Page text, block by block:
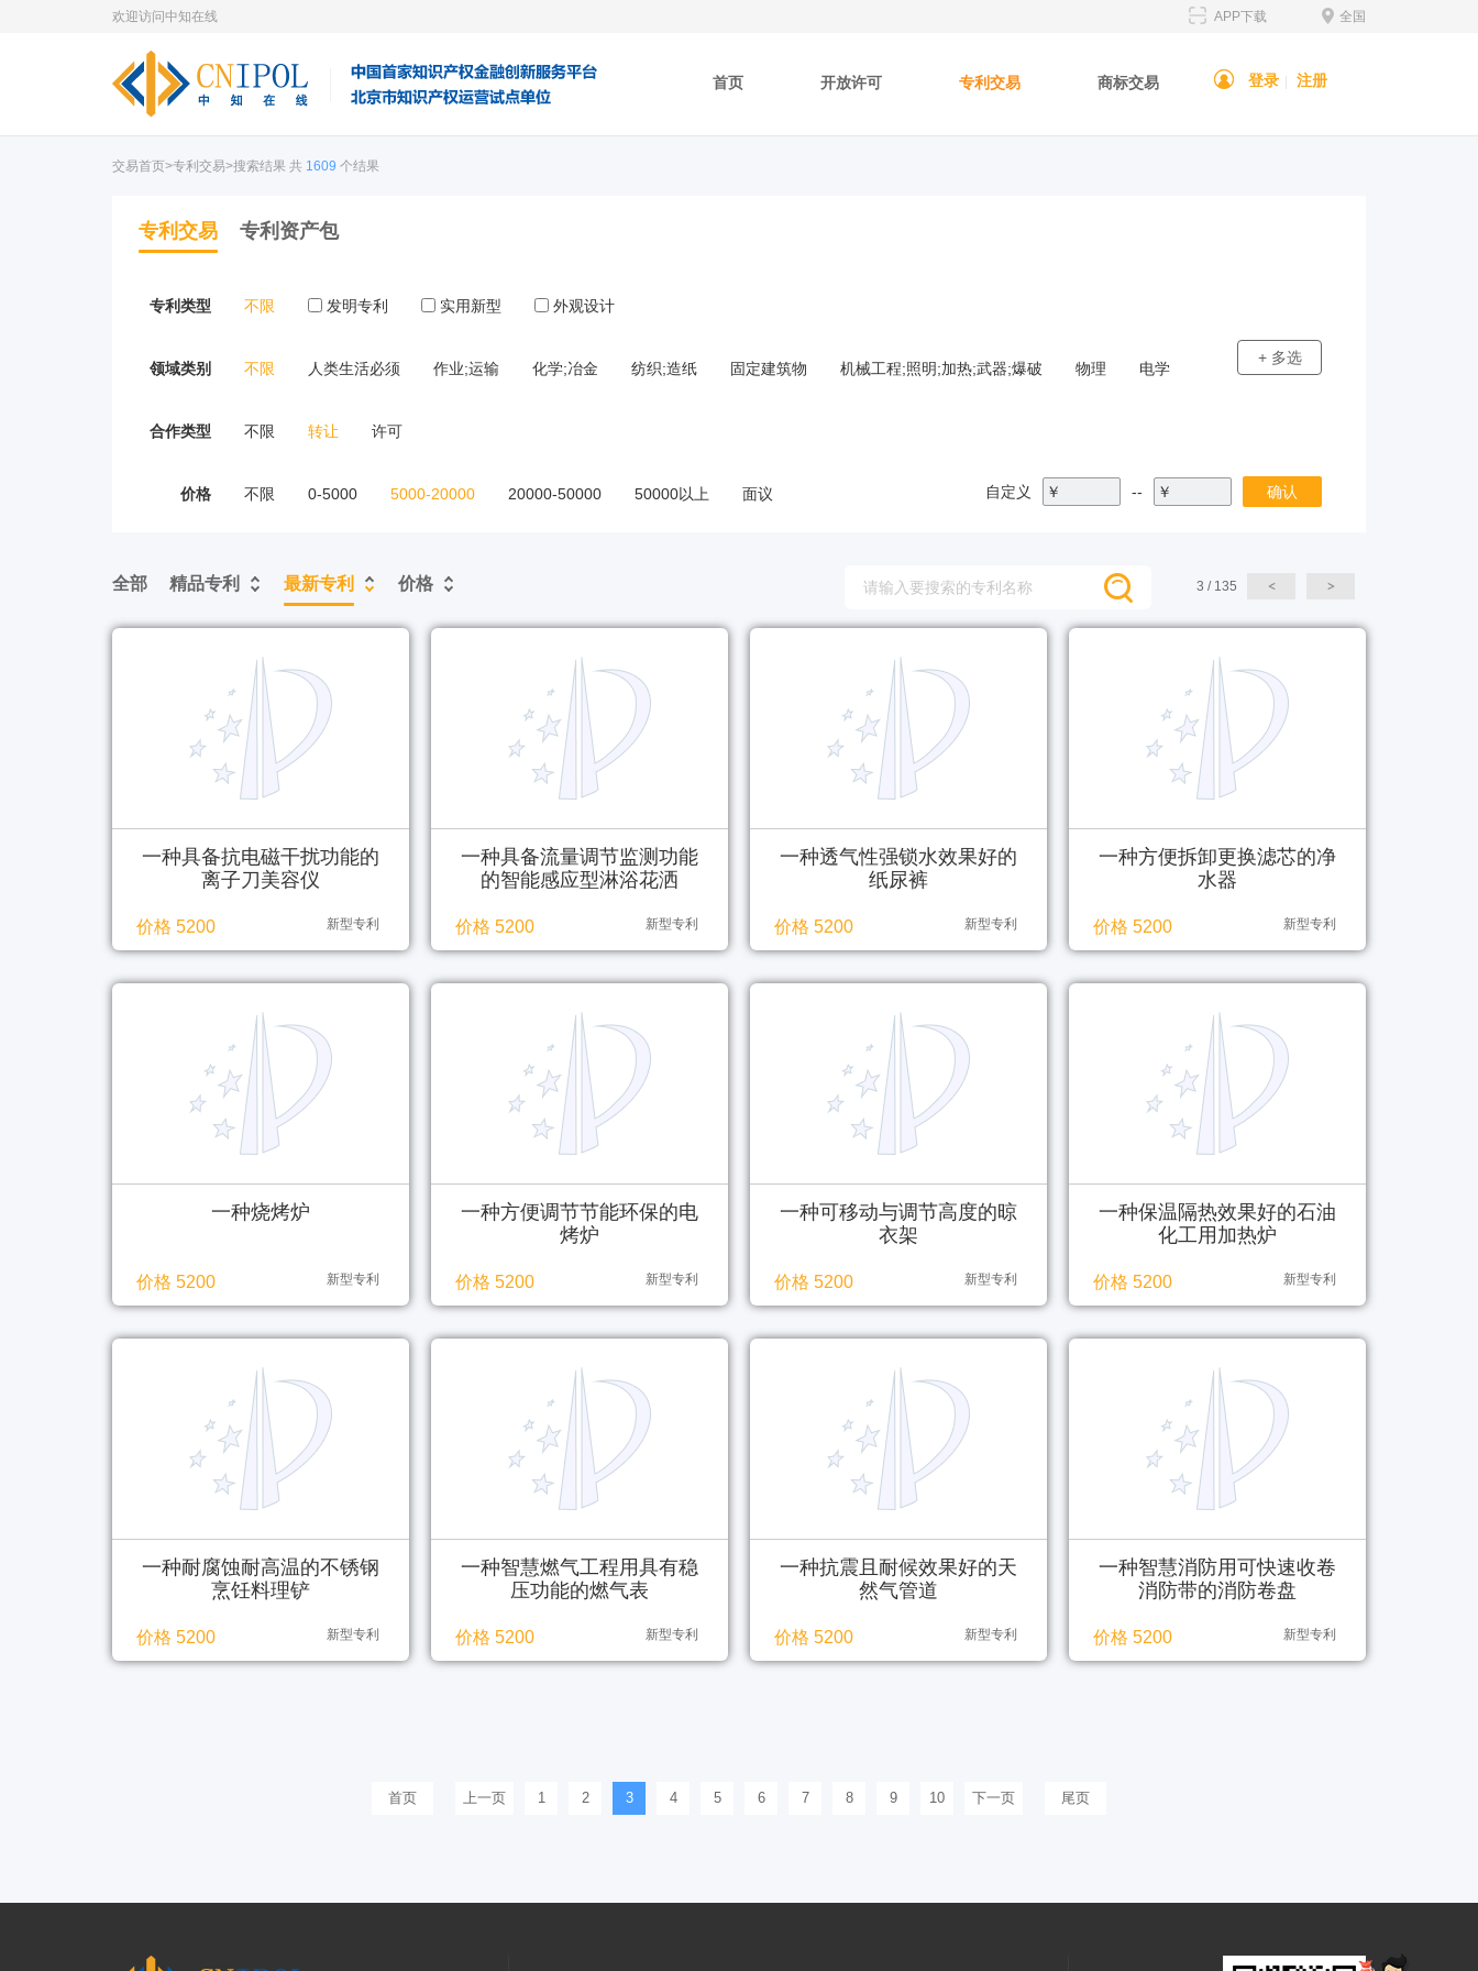
欢迎访问中知在线 全国
APP下载
首页 开放许可 专利交易 商标交易 登录 注册
交易首页>专利交易>搜索结果 共 1609 个结果
专利交易 专利资产包
专利类型 不限 发明专利 实用新型 外观设计
领域类别 不限 人类生活必须 作业;运输 化学;冶金 纺织;造纸 固定建筑物 机械工程;照明;加热;武器;爆破 物理 电学
+ 多选
合作类型 不限 转让 许可
价格 不限 0-5000 5000-20000 20000-50000 50000以上 面议 自定义 ￥ -- ￥ 确认
全部 精品专利 最新专利 价格 3 / 135
一种具备抗电磁干扰功能的
离子刀美容仪
价格 5200 新型专利
一种具备流量调节监测功能
的智能感应型淋浴花洒
价格 5200 新型专利
一种透气性强锁水效果好的
纸尿裤
价格 5200 新型专利
一种方便拆卸更换滤芯的净
水器
价格 5200 新型专利
一种烧烤炉
价格 5200 新型专利
一种方便调节节能环保的电
烤炉
价格 5200 新型专利
一种可移动与调节高度的晾
衣架
价格 5200 新型专利
一种保温隔热效果好的石油
化工用加热炉
价格 5200 新型专利
一种耐腐蚀耐高温的不锈钢
烹饪料理铲
价格 5200 新型专利
一种智慧燃气工程用具有稳
压功能的燃气表
价格 5200 新型专利
一种抗震且耐候效果好的天
然气管道
价格 5200 新型专利
一种智慧消防用可快速收卷
消防带的消防卷盘
价格 5200 新型专利
首页 上一页 1 2 3 4 5 6 7 8 9 10 下一页 尾页